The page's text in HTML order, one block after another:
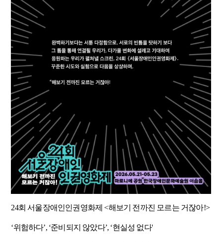
24회 서울장애인인권영화제<해보기 전까진 모르는 거잖아!>
‘위험하다’, ‘준비되지 않았다’, ‘현실성 없다'